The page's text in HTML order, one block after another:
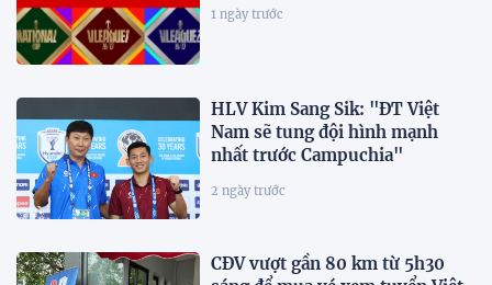
1 ngày trước
HLV Kim Sang Sik: "ĐT Việt
Nam sẽ tung đội hình mạnh
nhất trước Campuchia"
2 ngày trước
CĐV vượt gần 80 km từ 5h30